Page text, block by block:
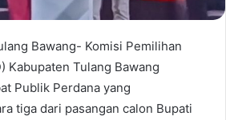
Bawang- Komisi Pemilihan
Kabupaten Tulang Bawang
Publik Perdana yang
tiga dari pasangan calon Bupati